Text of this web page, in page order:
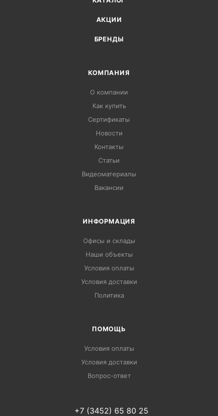
АКЦИИ
БРЕНДЫ
КОМПАНИЯ
О компании
Как купить
Сертификаты
Новости
Контакты
Статьи
Видеоматериалы
Вакансии
ИНФОРМАЦИЯ
Офисы и склады
Наши объекты
Условия оплаты
Условия доставки
Политика
ПОМОЩЬ
Условия оплаты
Условия доставки
Вопрос-ответ
+7 (3452) 65 80 25